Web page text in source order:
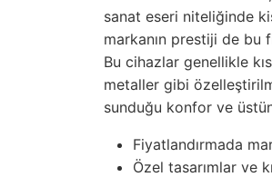
sanat eseri niteliğinde
markanın prestiji de bu
Bu cihazlar genellikle
metaller gibi
sunduğu konfor ve
Fiyatlandırmada
Özel tasarımlar ve